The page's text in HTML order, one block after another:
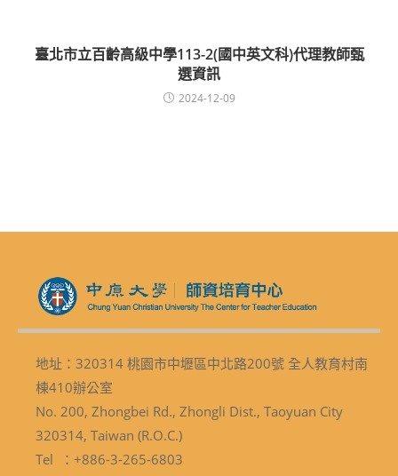
臺北市立百齡高級中學113-2(國中英文科)代理教師甄
選資訊
2024-12-09
地址：320314 桃園市中壢區中北路200號 全人教育村南
棟410辦公室
No. 200, Zhongbei Rd., Zhongli Dist., Taoyuan City
320314, Taiwan (R.O.C.)
Tel ：+886-3-265-6803